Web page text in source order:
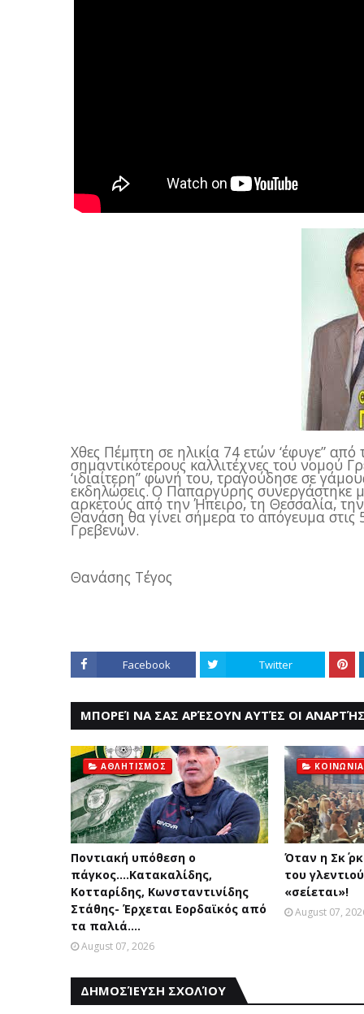
Χθες Πέμπτη σε ηλικία 74 ετών ‘έφυγε”
σημαντικότερους καλλιτέχνες του νομού
‘ιδιαίτερη” φωνή του, τραγούδησε σε
εκδηλώσεις.Ο Παπαργύρης συνεργάστηκε
αρκετούς από την Ήπειρο, τη Θεσσαλία,
Θανάση θα γίνει σήμερα το απόγευμα στις
Γρεβενών.
Θανάσης Τέγος
Facebook Twitter
ΜΠΟΡΕΊ ΝΑ ΣΑΣ ΑΡΈΣΟΥΝ ΑΥΤΈΣ ΟΙ
ΑΘΛΗΤΙΣΜΟΣ
Ποντιακή υπόθεση ο
πάγκος....Κατακαλίδης,
Κοτταρίδης, Κωνσταντινίδης
Στάθης- Έρχεται Εορδαϊκός από
τα παλιά....
August 07, 2026
ΚΟΙΝΩΝΙΑ
Όταν η Σκ΄
του
«σείεται»!
August 07,
ΔΗΜΟΣΊΕΥΣΗ ΣΧΟΛΊΟΥ